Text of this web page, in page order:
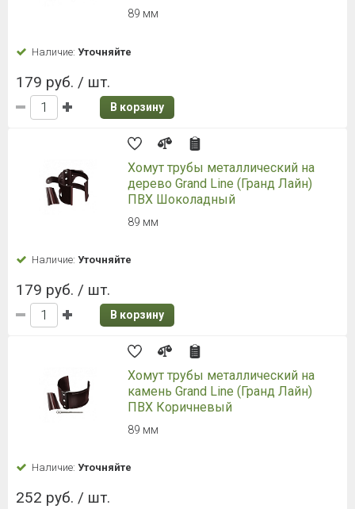
89 мм
Наличие: Уточняйте
179 руб. / шт.
В корзину
Хомут трубы металлический на
дерево Grand Line (Гранд Лайн)
ПВХ Шоколадный
89 мм
Наличие: Уточняйте
179 руб. / шт.
В корзину
Хомут трубы металлический на
камень Grand Line (Гранд Лайн)
ПВХ Коричневый
89 мм
Наличие: Уточняйте
252 руб. / шт.